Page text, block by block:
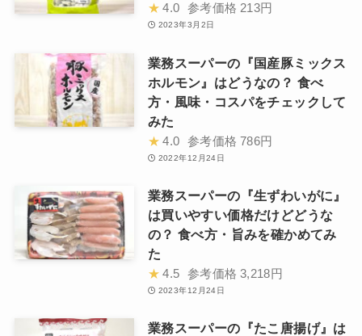
★ 4.0 参考価格 213円
2023年3月2日
業務スーパーの『国産豚ミックス
ホルモン』はどうなの？ 食べ
方・風味・コスパをチェックして
みた
★ 4.0 参考価格 786円
2022年12月24日
業務スーパーの『生ずわいがに』
は買いやすい価格だけどどうな
の？ 食べ方・旨みを確かめてみ
た
★ 4.5 参考価格 3,218円
2023年12月24日
業務スーパーの『たこ唐揚げ』は